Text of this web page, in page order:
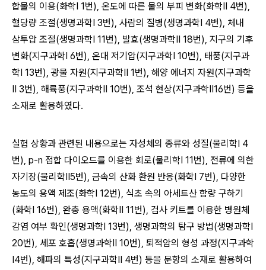
합물의 이용(화학Ⅰ 1번), 온도에 따른 물의 부피 변화(화학Ⅱ 4번),
혈당량 조절(생명과학Ⅰ 3번), 사람의 질병(생명과학Ⅰ 4번), 체내
삼투압 조절(생명과학Ⅰ 11번), 발효(생명과학Ⅱ 18번), 지구의 기후
변화(지구과학Ⅰ 6번), 온대 저기압(지구과학Ⅰ 10번), 태풍(지구과
학Ⅰ 13번), 광물 자원(지구과학Ⅱ 1번), 해양 에너지 자원(지구과학
Ⅱ 3번), 해륙풍(지구과학Ⅱ 10번), 조석 현상(지구과학Ⅱ16번) 등을
소재로 활용하였다.
실험 상황과 관련된 내용으로는 자성체의 종류와 성질(물리학Ⅰ 4
번), p-n 접합 다이오드를 이용한 회로(물리학Ⅰ 11번), 전류에 의한
자기장(물리학Ⅱ5번), 금속의 산화 환원 반응(화학Ⅰ 7번), 다양한
농도의 용액 제조(화학Ⅰ 12번), 식초 속의 아세트산 함량 구하기
(화학Ⅰ 16번), 완충 용액(화학Ⅱ 11번), 검사 키트를 이용한 병원체
감염 여부 확인(생명과학Ⅰ 13번), 생명과학의 탐구 방법(생명과학Ⅰ
20번), 세포 호흡(생명과학Ⅱ 10번), 퇴적암의 형성 과정(지구과학
Ⅰ4번), 해파의 특성(지구과학Ⅱ 4번) 등을 문항의 소재로 활용하여